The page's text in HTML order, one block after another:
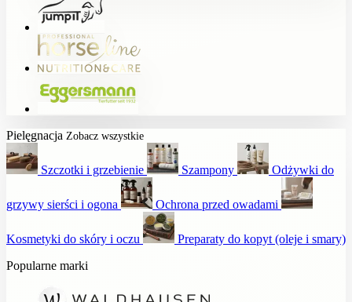
Pielęgnacja Zobacz wszystkie
Szczotki i grzebienie Szampony Odżywki do
grzywy sierści i ogona Ochrona przed owadami
Kosmetyki do skóry i oczu
Preparaty do kopyt (oleje i smary)
Popularne marki